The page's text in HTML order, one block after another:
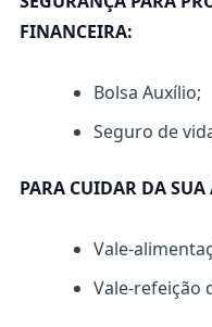
FINANCEIRA:
Bolsa Auxílio;
Seguro de
PARA CUIDAR DA
Vale-
Vale-refeição